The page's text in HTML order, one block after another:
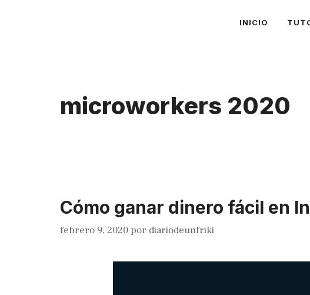
INICIO
microworkers 2020
Cómo ganar dinero fácil en
febrero 9, 2020 por diariodeunfriki